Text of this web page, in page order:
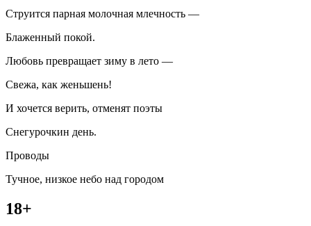
Струится парная молочная млечность —
Блаженный покой.
Любовь превращает зиму в лето —
Свежа, как женьшень!
И хочется верить, отменят поэты
Снегурочкин день.
Проводы
Тучное, низкое небо над городом
18+